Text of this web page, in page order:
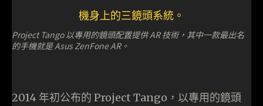
Project Tango 以專用的鏡頭配置提供 AR 技術，其中一款最出名
的手機就是 Asus ZenFone AR。
2014 年初公布的 Project Tango，以專用的鏡頭